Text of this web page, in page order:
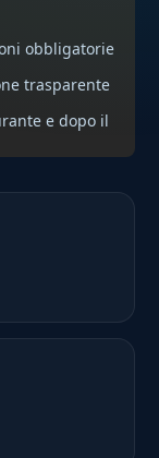
obbligatorie
trasparente
e dopo il